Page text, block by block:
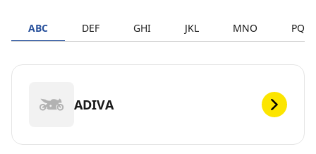
ABC DEF GHI JKL MNO PQRS
ADIVA